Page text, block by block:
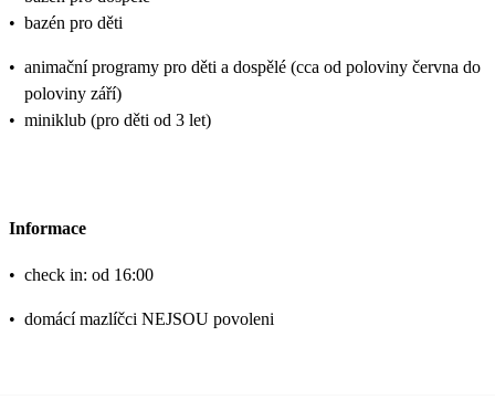
• bazén pro děti
• animační programy pro děti a dospělé (cca od poloviny června do
poloviny září)
• miniklub (pro děti od 3 let)
Informace
• check in: od 16:00
• domácí mazlíčci NEJSOU povoleni